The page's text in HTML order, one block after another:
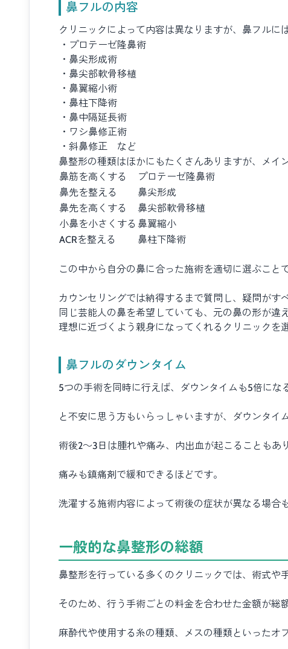
鼻フルの内容
クリニックによって内容は異なりますが、鼻フルに
・プロテーゼ隆鼻術
・鼻尖形成術
・鼻尖部軟骨移植
・鼻翼縮小術
・鼻柱下降術
・鼻中隔延長術
・ワシ鼻修正術
・斜鼻修正 など
鼻整形の種類はほかにもたくさんありますが、メイ
鼻筋を高くする
プロテーゼ隆鼻術
鼻先を整える
鼻尖形成
鼻先を高くする
鼻尖部軟骨移植
小鼻を小さくする 鼻翼縮小
ACRを整える
鼻柱下降術
この中から自分の鼻に合った施術を適切に選ぶこと
カウンセリングでは納得するまで質問し、疑問がす
同じ芸能人の鼻を希望していても、元の鼻の形が違
理想に近づくよう親身になってくれるクリニックを
鼻フルのダウンタイム
5つの手術を同時に行えば、ダウンタイムも5倍にな
と不安に思う方もいらっしゃいますが、ダウンタイ
術後2～3日は腫れや痛み、内出血が起こることもあ
痛みも鎮痛剤で緩和できるほどです。
洗濯する施術内容によって術後の症状が異なる場合
一般的な鼻整形の総額
鼻整形を行っている多くのクリニックでは、術式や
そのため、行う手術ごとの料金を合わせた金額が総
麻酔代や使用する糸の種類、メスの種類といったオ